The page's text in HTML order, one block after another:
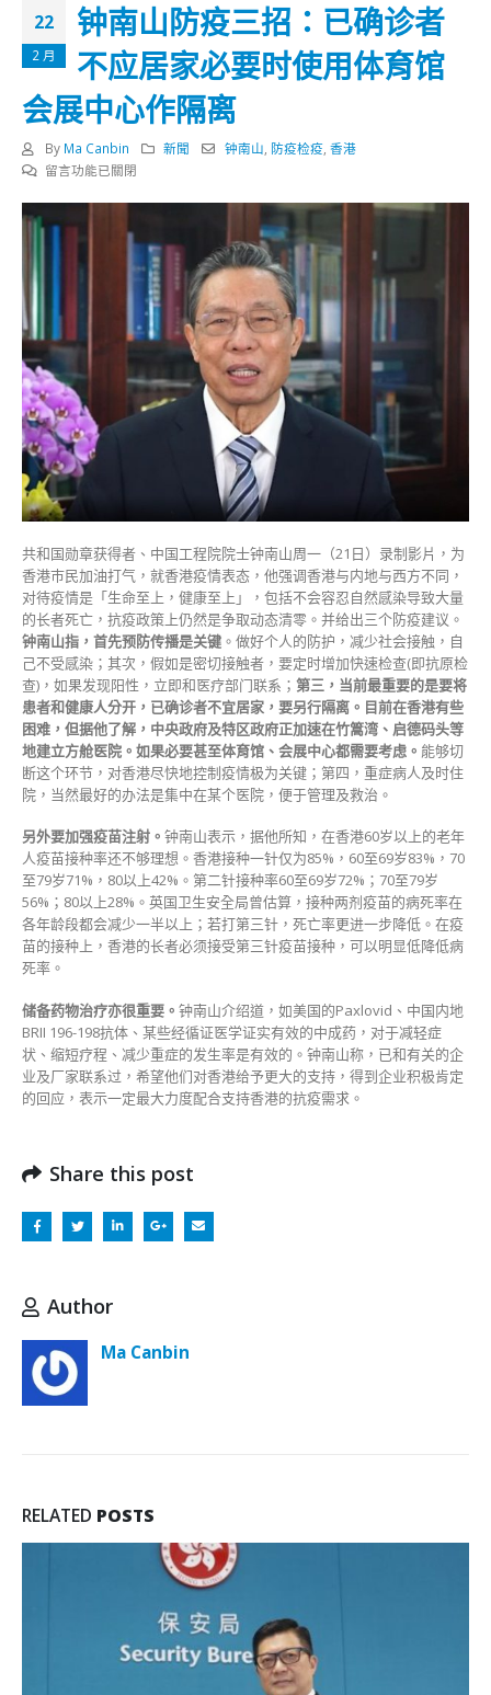
22
2 月
钟南山防疫三招：已确诊者
不应居家必要时使用体育馆
会展中心作隔离
By Ma Canbin 新聞 钟南山 防疫检疫 ,香港
在
山
已
确
诊
者
不
应
居
家
必
时
使
用
体
育
馆
会
展
中
心
作
隔
离〉
中
留言功能已關閉
共和国勋章获得者、中国工程院院士钟南山周一（21日）录制影片，为
香港巿民加油打气，就香港疫情表态，他强调香港与内地与西方不同，
对待疫情是「生命至上，健康至上」，包括不会容忍自然感染导致大量
的长者死亡，抗疫政策上仍然是争取动态清零。并给出三个防疫建议。
钟南山指，首先预防传播是关键 。做好个人的防护，减少社会接触，自
己不受感染；其次，假如是密切接触者，要定时增加快速检查(即抗原检
查)，如果发现阳性，立即和医疗部门联系； 第三，当前最重要的是要将
患者和健康人分开，已确诊者不宜居家，要另行隔离。目前在香港有些
困难，但据他了解，中央政府及特区政府正加速在竹篙湾、启德码头等
地建立方舱医院。如果必要甚至体育馆、会展中心都需要考虑。 能够切
断这个环节，对香港尽快地控制疫情极为关键；第四，重症病人及时住
院，当然最好的办法是集中在某个医院，便于管理及救治。
另外要加强疫苗注射。 钟南山表示，据他所知，在香港60岁以上的老年
人疫苗接种率还不够理想。香港接种一针仅为85%，60至69岁83%，70
至79岁71%，80以上42%。第二针接种率60至69岁72%；70至79岁
56%；80以上28%。英国卫生安全局曾估算，接种两剂疫苗的病死率在
各年龄段都会减少一半以上；若打第三针，死亡率更进一步降低。在疫
苗的接种上，香港的长者必须接受第三针疫苗接种，可以明显低降低病
死率。
储备药物治疗亦很重要。 钟南山介绍道，如美国的Paxlovid、中国内地
BRII 196-198抗体、某些经循证医学证实有效的中成药，对于减轻症
状、缩短疗程、减少重症的发生率是有效的。钟南山称，已和有关的企
业及厂家联系过，希望他们对香港给予更大的支持，得到企业积极肯定
的回应，表示一定最大力度配合支持香港的抗疫需求。
Share this post
Author
Ma Canbin
RELATED POSTS